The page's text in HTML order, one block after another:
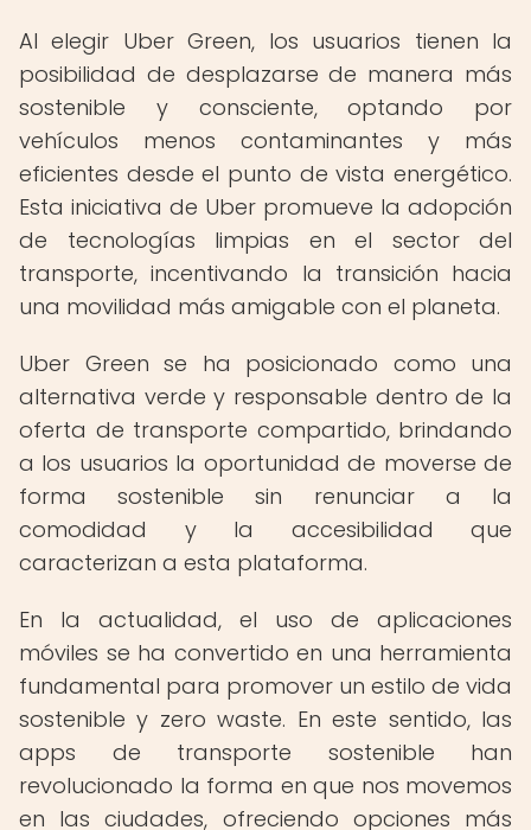
Al elegir Uber Green, los usuarios tienen la
posibilidad de desplazarse de manera más
sostenible y consciente, optando por
vehículos menos contaminantes y más
eficientes desde el punto de vista energético.
Esta iniciativa de Uber promueve la adopción
de tecnologías limpias en el sector del
transporte, incentivando la transición hacia
una movilidad más amigable con el planeta.
Uber Green se ha posicionado como una
alternativa verde y responsable dentro de la
oferta de transporte compartido, brindando
a los usuarios la oportunidad de moverse de
forma sostenible sin renunciar a la
comodidad y la accesibilidad que
caracterizan a esta plataforma.
En la actualidad, el uso de aplicaciones
móviles se ha convertido en una herramienta
fundamental para promover un estilo de vida
sostenible y zero waste. En este sentido, las
apps de transporte sostenible han
revolucionado la forma en que nos movemos
en las ciudades, ofreciendo opciones más